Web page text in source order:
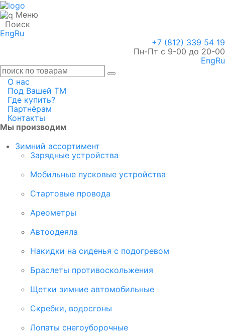
Меню
Поиск
EngRu
+7 (812) 339 54 19
Пн-Пт с 9-00 до 20-00
EngRu
О нас
Под Вашей ТМ
Где купить?
Партнёрам
Контакты
Мы производим
Зимний ассортимент
Зарядные устройства
Мобильные пусковые устройства
Стартовые провода
Ареометры
Автоодеяла
Накидки на сиденья с подогревом
Браслеты противоскольжения
Щетки зимние автомобильные
Скребки, водосгоны
Лопаты снегоуборочные